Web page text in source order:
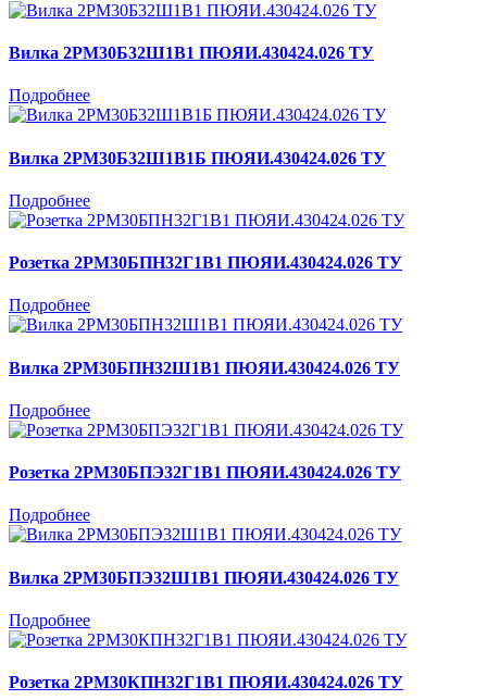
Вилка 2РМ30Б32Ш1В1 ПЮЯИ.430424.026 ТУ
Подробнее
Вилка 2РМ30Б32Ш1В1Б ПЮЯИ.430424.026 ТУ
Подробнее
Розетка 2РМ30БПН32Г1В1 ПЮЯИ.430424.026 ТУ
Подробнее
Вилка 2РМ30БПН32Ш1В1 ПЮЯИ.430424.026 ТУ
Подробнее
Розетка 2РМ30БПЭ32Г1В1 ПЮЯИ.430424.026 ТУ
Подробнее
Вилка 2РМ30БПЭ32Ш1В1 ПЮЯИ.430424.026 ТУ
Подробнее
Розетка 2РМ30КПН32Г1В1 ПЮЯИ.430424.026 ТУ